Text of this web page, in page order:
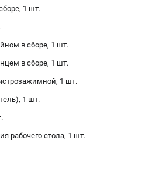
1 шт.
в сборе, 1 шт.
в сборе, 1 шт.
1 шт.
1 шт.
рабочего стола, 1 шт.